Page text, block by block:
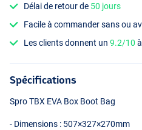
Délai de retour de 50 jours
Facile à commander sans ou
Les clients donnent un9.2/10
Spécifications
SproTBX EVA Box Boot Bag
- Dimensions : 507×327×270mm